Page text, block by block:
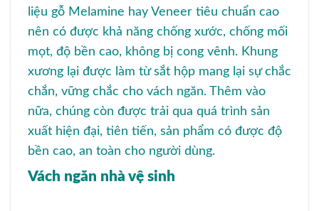
liệu gỗ Melamine hay Veneer tiêu chuẩn cao
nên có được khả năng chống xước, chống mối
mọt, độ bền cao, không bị cong vênh. Khung
xương lại được làm từ sắt hộp mang lại sự chắc
chắn, vững chắc cho vách ngăn. Thêm vào
nữa, chúng còn được trải qua quá trình sản
xuất hiện đại, tiên tiến, sản phẩm có được độ
bền cao, an toàn cho người dùng.
Vách ngăn nhà vệ sinh